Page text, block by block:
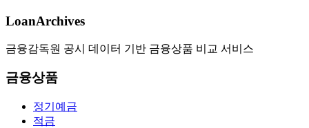
LoanArchives
금융감독원 공시 데이터 기반 금융상품 비교 서비스
금융상품
정기예금
적금